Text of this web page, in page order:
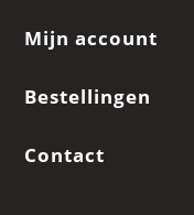
Mijn account
Bestellingen
Contact